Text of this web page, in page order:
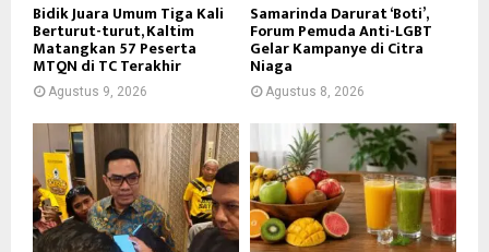
Bidik Juara Umum Tiga Kali
Berturut-turut, Kaltim
Matangkan 57 Peserta
MTQN di TC Terakhir
Agustus 9, 2026
Samarinda Darurat ‘Boti’,
Forum Pemuda Anti-LGBT
Gelar Kampanye di Citra
Niaga
Agustus 8, 2026